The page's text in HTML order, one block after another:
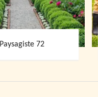
Paysagiste 72